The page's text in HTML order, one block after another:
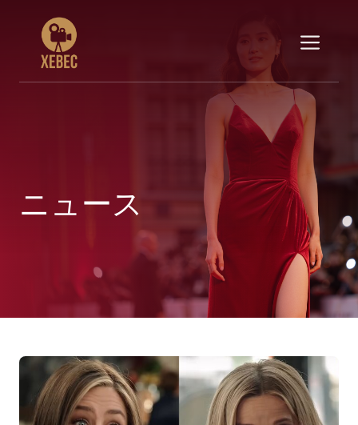
メ
ニ
ー
ニュース